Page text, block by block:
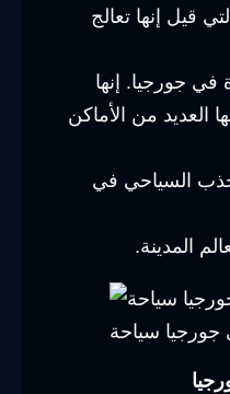
قيل إنها تعالج
في جورجيا. إنها
العديد من الأماكن
السياحي في
المدينة.
جورجيا سياحة